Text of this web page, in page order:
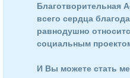
Благотворительная
всего сердца
равнодушно
социальным
И Вы можете стать